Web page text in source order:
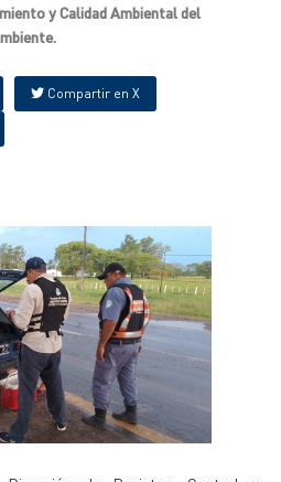
y Calidad Ambiental del
Compartir en X